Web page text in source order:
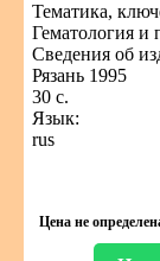
Тематика,
Гематология и
Сведения об
Рязань 1995
30 с.
Язык:
rus
Цена не